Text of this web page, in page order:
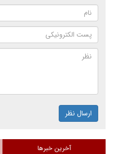
ارسال نظر
آخرین خبرها